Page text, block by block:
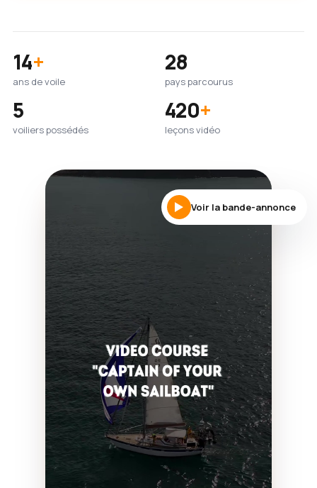
14+
ans de voile
28
pays parcourus
5
voiliers possédés
420+
leçons vidéo
Voir la bande-annonce